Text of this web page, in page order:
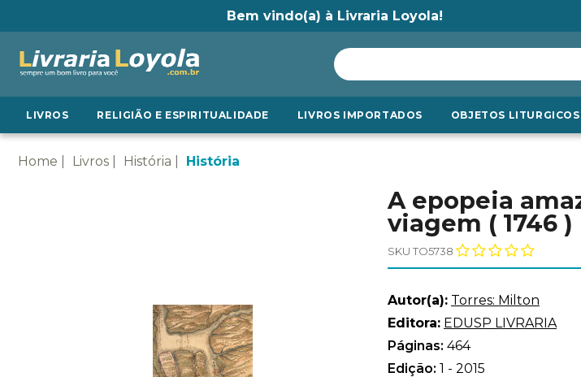
Bem vindo(a) à Livraria Loyola!
LIVROS RELIGIÃO E ESPIRITUALIDADE LIVROS IMPORTADOS OBJETOS LITURGICOS
Home Livros História História
A epopeia
viagem ( 1746 )
SKU TO5738
Autor(a): Torres: Milton
Editora: EDUSP LIVRARIA
Páginas: 464
Edição: 1 - 2015